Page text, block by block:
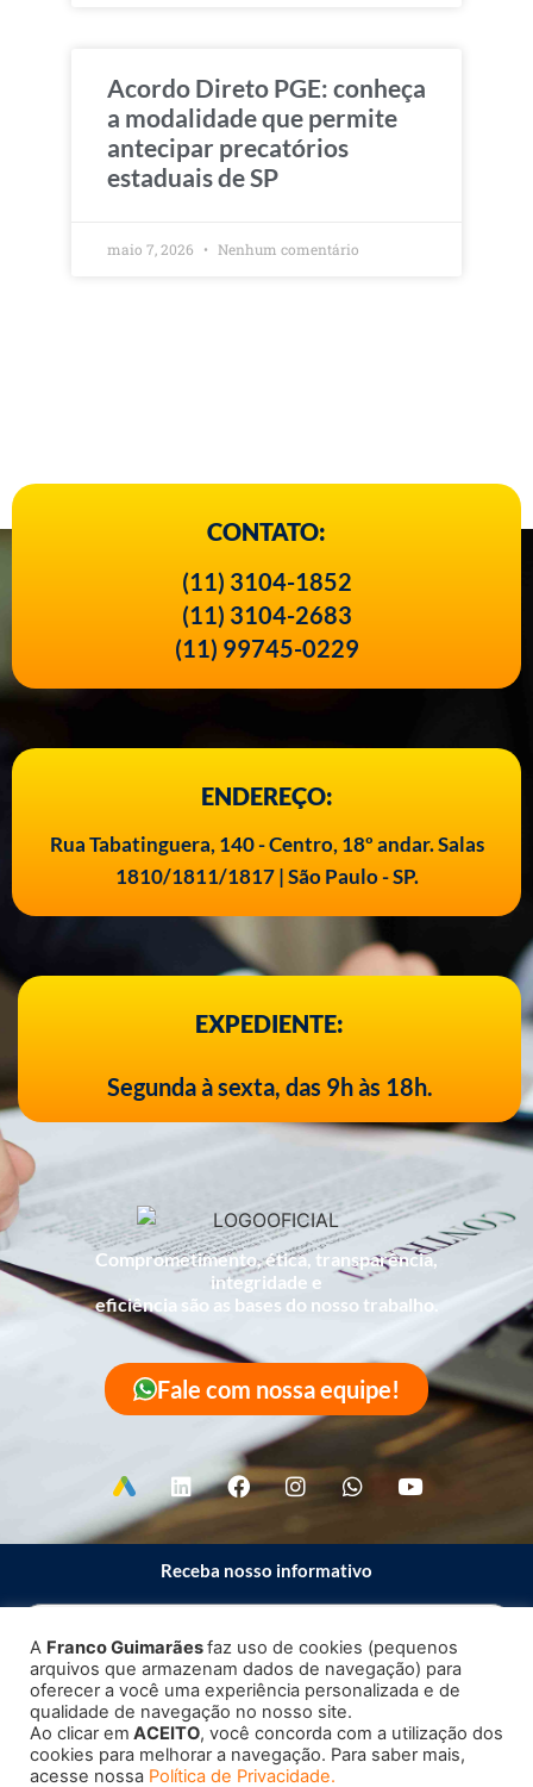
Acordo Direto PGE: conheça
a modalidade que permite
antecipar precatórios
estaduais de SP
maio 7, 2026 Nenhum comentário
CONTATO:
(11) 3104-1852
(11) 3104-2683
(11) 99745-0229
ENDEREÇO:
Rua Tabatinguera, 140 - Centro, 18º andar. Salas
1810/1811/1817 | São Paulo - SP.
EXPEDIENTE:
Segunda à sexta, das 9h às 18h.
Comprometimento, ética, transparência,
integridade e
eficiência são as bases do nosso trabalho.
Fale com nossa equipe!
Receba nosso informativo
Enviar
A Franco Guimarãesfaz uso de cookies (pequenos
arquivos que armazenam dados de navegação) para
oferecer a você uma experiência personalizada e de
qualidade de navegação no nosso site.
Ao clicar em ACEITO, você concorda com a utilização dos
cookies para melhorar a navegação. Para saber mais,
acesse nossa Política de Privacidade.